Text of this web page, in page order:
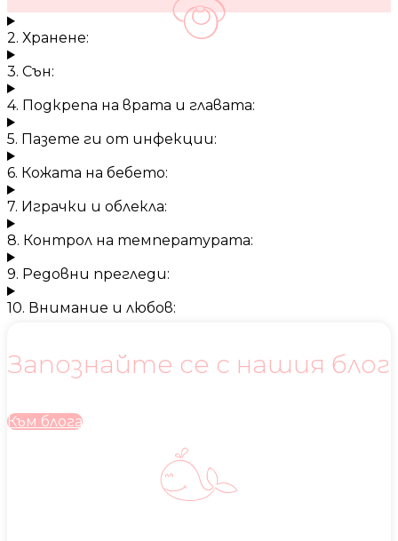
2. Хранене:
3. Сън:
4. Подкрепа на врата и главата:
5. Пазете ги от инфекции:
6. Кожата на бебето:
7. Играчки и облекла:
8. Контрол на температурата:
9. Редовни прегледи:
10. Внимание и любов:
Запознайте се с нашия блог
Към блога